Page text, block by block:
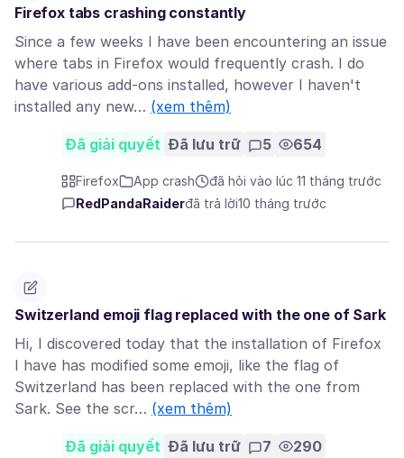
Firefox tabs crashing constantly
Since a few weeks I have been encountering an issue
where tabs in Firefox would frequently crash. I do
have various add-ons installed, however I haven't
installed any new… (xem thêm)
Đã giải quyết Đã lưu trữ 5 654
Firefox App crash
đã hỏi vào lúc 11 tháng trước
RedPandaRaiderđã trả lời10 tháng trước
Switzerland emoji flag replaced with the one of Sark
Hi, I discovered today that the installation of Firefox
I have has modified some emoji, like the flag of
Switzerland has been replaced with the one from
Sark. See the scr… (xem thêm)
Đã giải quyết Đã lưu trữ 7 290